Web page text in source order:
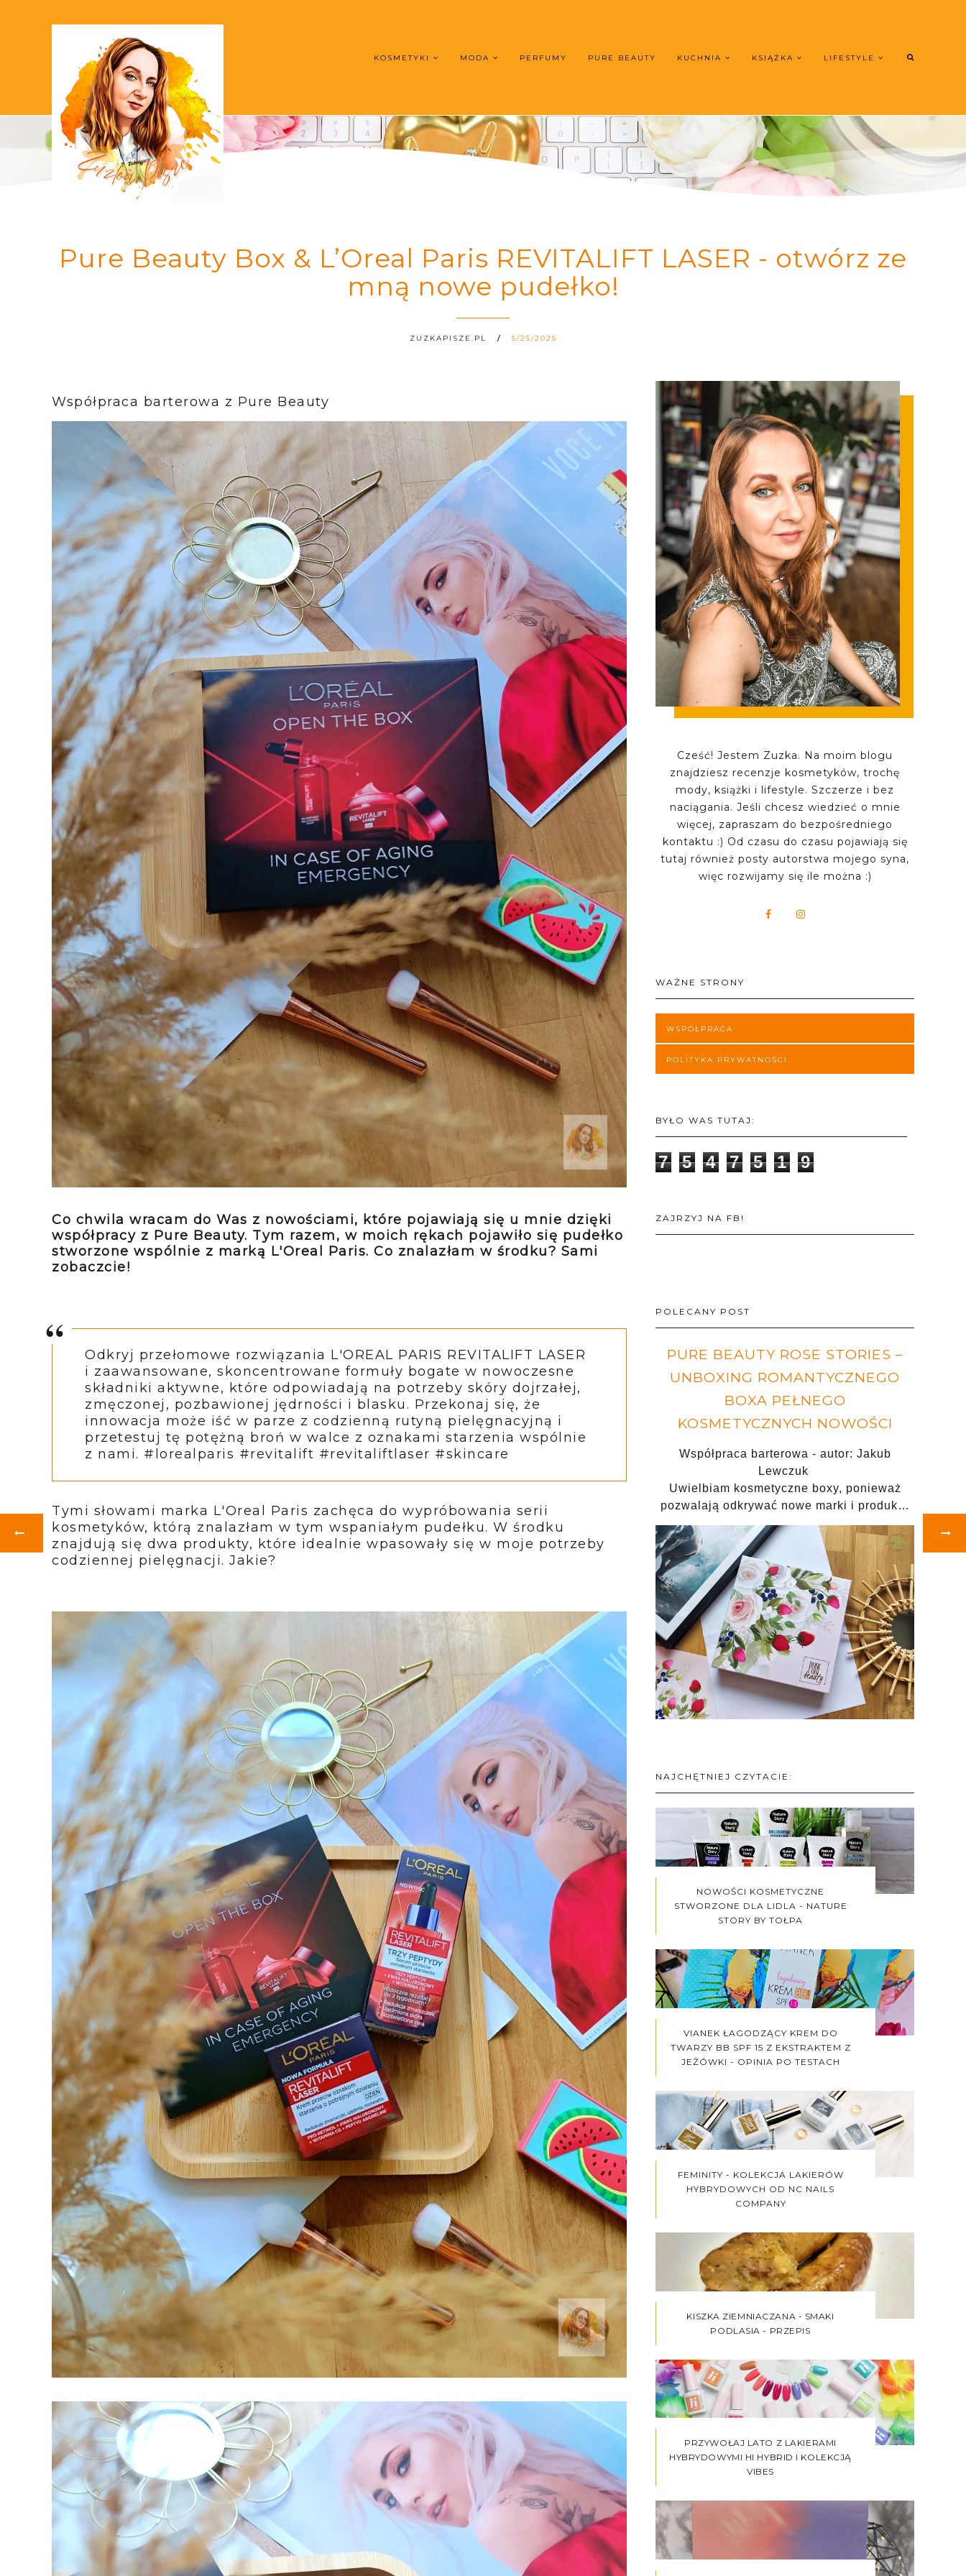
KOSMETYKI MODA PERFUMY PURE BEAUTY KUCHNIA KSIĄŻKA LIFESTYLE
Pure Beauty Box & L’Oreal Paris REVITALIFT LASER - otwórz ze
mną nowe pudełko!
ZUZKAPISZE.PL 5/25/2025
Współpraca barterowa z Pure Beauty
Co chwila wracam do Was z nowościami, które pojawiają się u mnie dzięki
współpracy z Pure Beauty. Tym razem, w moich rękach pojawiło się pudełko
stworzone wspólnie z marką L'Oreal Paris. Co znalazłam w środku? Sami
zobaczcie!
Odkryj przełomowe rozwiązania L'OREAL PARIS REVITALIFT LASER
i zaawansowane, skoncentrowane formuły bogate w nowoczesne
składniki aktywne, które odpowiadają na potrzeby skóry dojrzałej,
zmęczonej, pozbawionej jędrności i blasku. Przekonaj się, że
innowacja może iść w parze z codzienną rutyną pielęgnacyjną i
przetestuj tę potężną broń w walce z oznakami starzenia wspólnie
z nami. #lorealparis #revitalift #revitaliftlaser #skincare
Tymi słowami marka L'Oreal Paris zachęca do wypróbowania serii
kosmetyków, którą znalazłam w tym wspaniałym pudełku. W środku
znajdują się dwa produkty, które idealnie wpasowały się w moje potrzeby
codziennej pielęgnacji. Jakie?
Cześć! Jestem Zuzka. Na moim blogu
znajdziesz recenzje kosmetyków, trochę
mody, książki i lifestyle. Szczerze i bez
naciągania. Jeśli chcesz wiedzieć o mnie
więcej, zapraszam do bezpośredniego
kontaktu :) Od czasu do czasu pojawiają się
tutaj również posty autorstwa mojego syna,
więc rozwijamy się ile można :)
WAŻNE STRONY
WSPÓŁPRACA
POLITYKA PRYWATNOŚCI
BYŁO WAS TUTAJ:
7 5 4 7 5 1 9
ZAJRZYJ NA FB!
POLECANY POST
PURE BEAUTY ROSE STORIES –
UNBOXING ROMANTYCZNEGO
BOXA PEŁNEGO
KOSMETYCZNYCH NOWOŚCI
Współpraca barterowa - autor: Jakub
Lewczuk
Uwielbiam kosmetyczne boxy, ponieważ
pozwalają odkrywać nowe marki i produk…
NAJCHĘTNIEJ CZYTACIE:
NOWOŚCI KOSMETYCZNE
STWORZONE DLA LIDLA - NATURE
STORY BY TOŁPA
VIANEK ŁAGODZĄCY KREM DO
TWARZY BB SPF 15 Z EKSTRAKTEM Z
JEŻÓWKI - OPINIA PO TESTACH
FEMINITY - KOLEKCJA LAKIERÓW
HYBRYDOWYCH OD NC NAILS
COMPANY
KISZKA ZIEMNIACZANA - SMAKI
PODLASIA - PRZEPIS
PRZYWOŁAJ LATO Z LAKIERAMI
HYBRYDOWYMI HI HYBRID I KOLEKCJĄ
VIBES